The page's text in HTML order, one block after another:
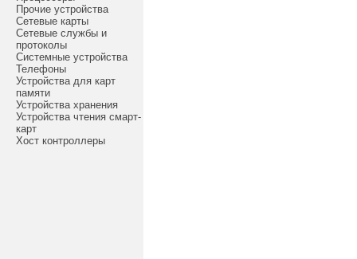
Прочие устройства
Сетевые карты
Сетевые службы и
протоколы
Системные устройства
Телефоны
Устройства для карт
памяти
Устройства хранения
Устройства чтения смарт-
карт
Хост контроллеры